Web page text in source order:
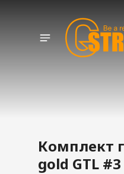
Комплект
gold GTL #3